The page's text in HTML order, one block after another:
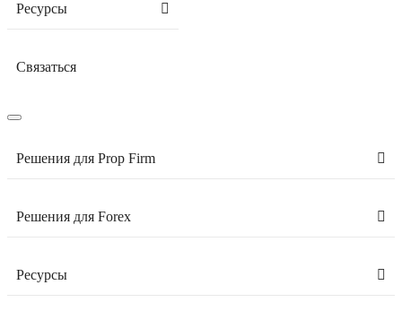
Ресурсы
Связаться
Решения для Prop Firm
Решения для Forex
Ресурсы